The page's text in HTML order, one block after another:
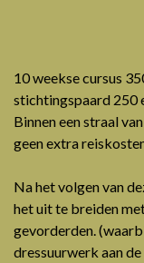
10 weekse cursus
stichtingspaard 250
Binnen een straal
geen extra
Na het volgen van
het uit te breiden
gevorderden.
dressuurwerk aan